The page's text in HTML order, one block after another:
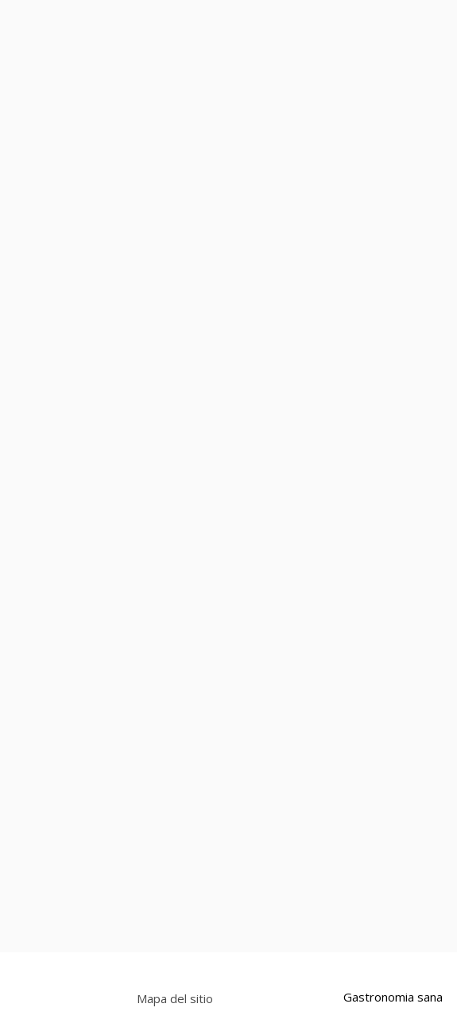
Mapa del sitio Gastronomia sana